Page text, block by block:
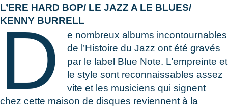
L’ERE HARD BOP/ LE JAZZ A LE BLUES/
KENNY BURRELL
D
e nombreux albums incontournables
de l’Histoire du Jazz ont été gravés
par le label Blue Note. L’empreinte et
le style sont reconnaissables assez
vite et les musiciens qui signent
chez cette maison de disques reviennent à la